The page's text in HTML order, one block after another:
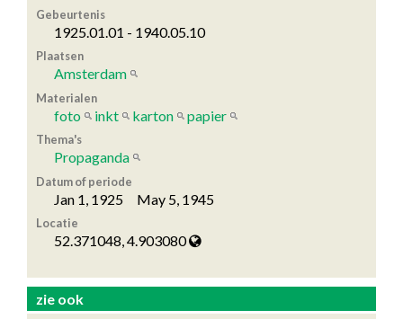
Gebeurtenis
1925.01.01 - 1940.05.10
Plaatsen
Amsterdam
Materialen
foto inkt karton papier
Thema's
Propaganda
Datum of periode
Jan 1, 1925 May 5, 1945
Locatie
52.371048, 4.903080
zie ook